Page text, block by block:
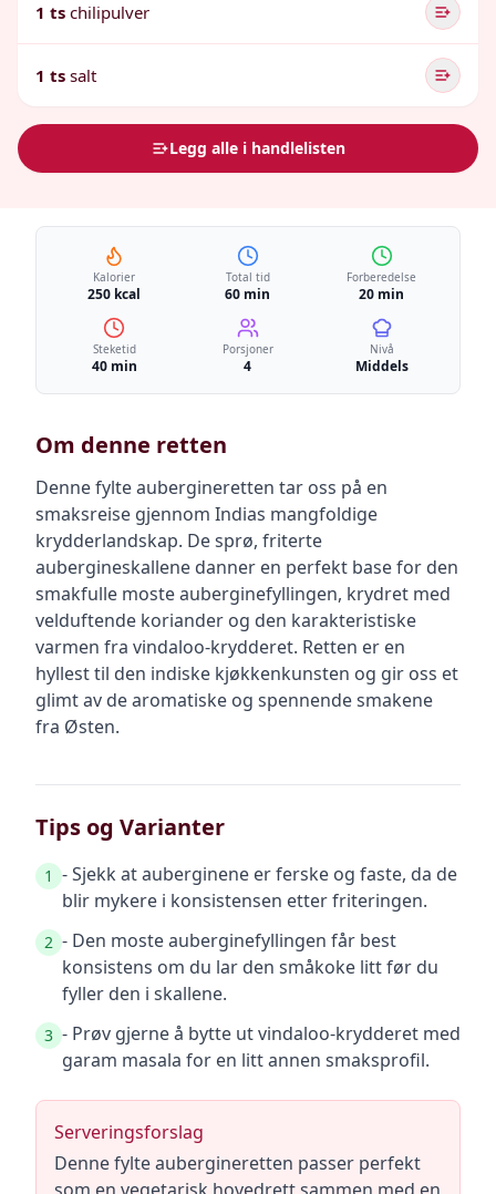
1 ts chilipulver
1 ts salt
Legg alle i handlelisten
Kalorier
250 kcal
Total tid
60 min
Forberedelse
20 min
Steketid
40 min
Porsjoner
4
Nivå
Middels
Om denne retten
Denne fylte aubergineretten tar oss på en
smaksreise gjennom Indias mangfoldige
krydderlandskap. De sprø, friterte
aubergineskallene danner en perfekt base for den
smakfulle moste auberginefyllingen, krydret med
velduftende koriander og den karakteristiske
varmen fra vindaloo-krydderet. Retten er en
hyllest til den indiske kjøkkenkunsten og gir oss et
glimt av de aromatiske og spennende smakene
fra Østen.
Tips og Varianter
1 - Sjekk at auberginene er ferske og faste, da de
blir mykere i konsistensen etter friteringen.
2 - Den moste auberginefyllingen får best
konsistens om du lar den småkoke litt før du
fyller den i skallene.
3 - Prøv gjerne å bytte ut vindaloo-krydderet med
garam masala for en litt annen smaksprofil.
Serveringsforslag
Denne fylte aubergineretten passer perfekt